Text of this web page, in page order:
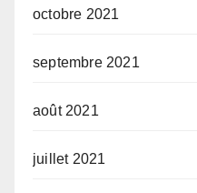
octobre 2021
septembre 2021
août 2021
juillet 2021